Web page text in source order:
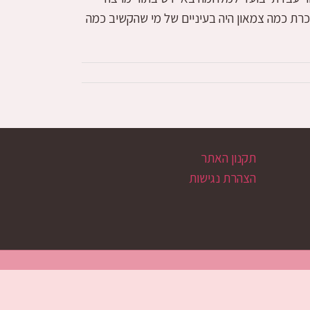
כמה צמאון היה בעיניים של מי שהקשיב כמה
תקנון האתר
הצהרת נגישות